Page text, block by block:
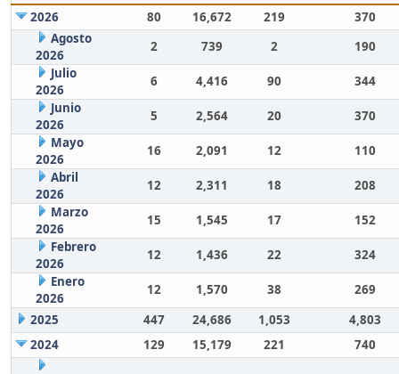
2026
80 16,672 219
370
Agosto
2026
2 739 2
190
Julio
2026
6 4,416 90
344
Junio
2026
5 2,564 20
370
Mayo
2026
16 2,091 12
110
Abril
2026
12 2,311 18
208
Marzo
2026
15 1,545 17
152
Febrero
2026
12 1,436 22
324
Enero
2026
12 1,570 38
269
2025
447 24,686 1,053
4,803
2024
129 15,179 221 740